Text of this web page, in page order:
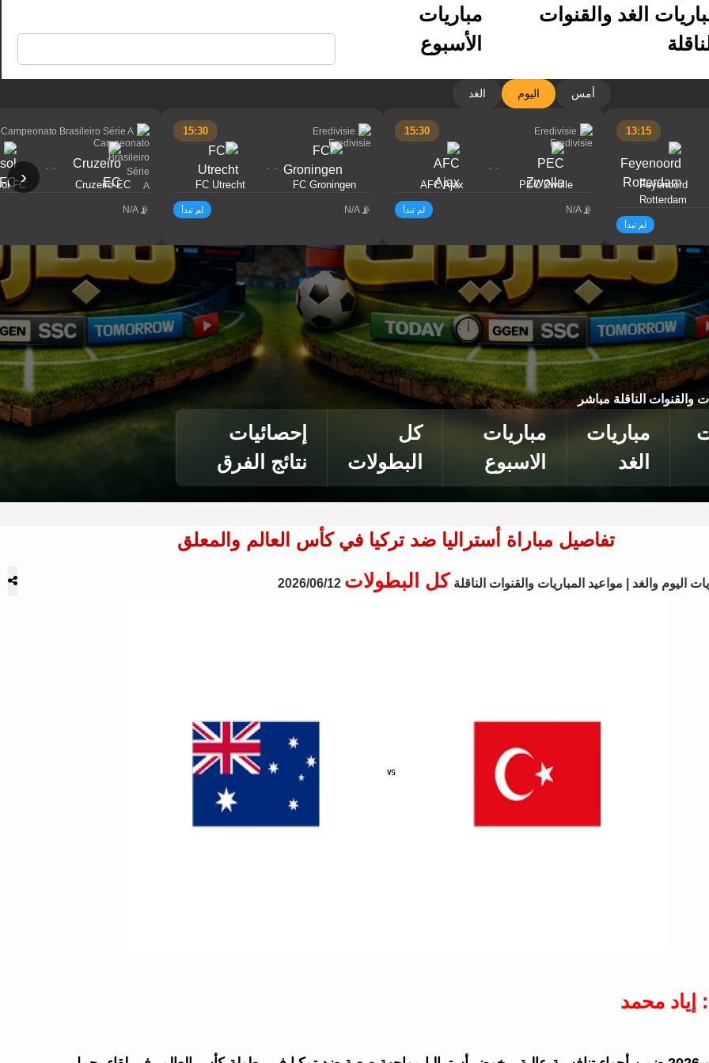
الغد والقنوات
مباريات
الأسبوع
أمس اليوم الغد
‹
13:15
Feyenoord
Rotterdam
لم تبدأ
Eredivisie
15:30
PEC Zwolle
- -
AFC Ajax
N/A لم تبدأ
Eredivisie
15:30
FC Groningen
- -
FC Utrecht
N/A لم تبدأ
Campeonato Brasileiro Série A
Cruzeiro EC
- -
FC
N/A
والقنوات الناقلة مباشر
مباريات
الغد
مباريات
الاسبوع
كل
البطولات
إحصائيات
نتائج الفرق
تفاصيل مباراة أستراليا ضد تركيا في كأس العالم والمعلق
اليوم والغد | مواعيد المباريات والقنوات الناقلة كل البطولات 2026/06/12
محمد